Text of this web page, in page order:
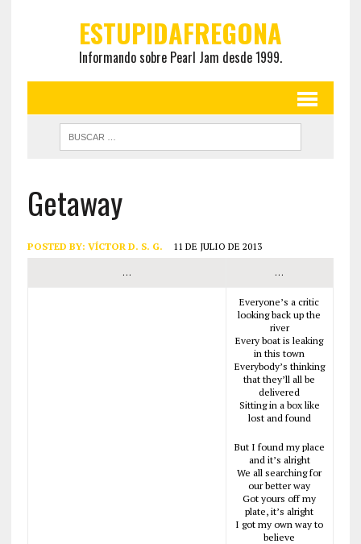
ESTUPIDAFREGONA
Informando sobre Pearl Jam desde 1999.
Getaway
POSTED BY: VÍCTOR D. S. G. 11 DE JULIO DE 2013
… …
Everyone’s a critic
looking back up the
river
Every boat is leaking
in this town
Everybody’s thinking
that they’ll all be
delivered
Sitting in a box like
lost and found
But I found my place
and it’s alright
We all searching for
our better way
Got yours off my
plate, it’s alright
I got my own way to
believe